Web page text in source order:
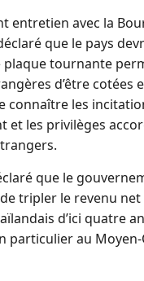
entretien avec la
que le pays
plaque tournante
d’être cotées
connaître les
et les privilèges
que le
tripler le revenu net
d’ici quatre
particulier au